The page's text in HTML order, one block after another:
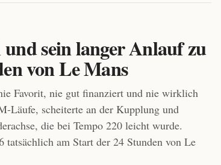
sein langer Anlauf zu
von Le Mans
Favorit, nie gut finanziert und nie wirklich
Läufe, scheiterte an der Kupplung und
die bei Tempo 220 leicht wurde.
tatsächlich am Start der 24 Stunden von Le